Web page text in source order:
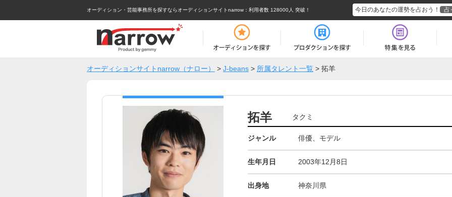
オーディション・芸能事務所を探すならオーディションサイトnarrow ：利用者数 128000人 突破！ 今日のあなたの運勢を占おう！ 占
オーディションサイトnarrow（ナロー） > J-beans > 所属タレント一覧 > 拓羊
拓羊 タクミ
ジャンル 俳優、モデル
生年月日 2003年12月8日
出身地 神奈川県